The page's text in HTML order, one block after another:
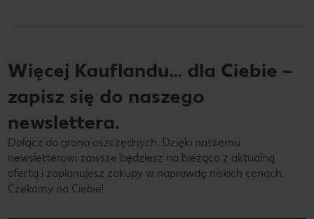
Więcej Kauflandu… dla Ciebie –
zapisz się do naszego
newslettera.
Dołącz do grona oszczędnych. Dzięki naszemu
newsletterowi zawsze będziesz na bieżąco z aktualną
ofertą i zaplanujesz zakupy w naprawdę niskich cenach.
Czekamy na Ciebie!